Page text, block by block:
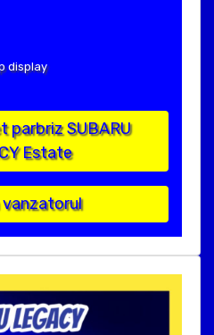
display
parbriz SUBARU
Estate